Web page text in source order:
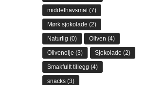
middelhavsmat(7)
Mørk sjokolade (2)
Naturlig (0) Oliven (4)
Olivenolje (3) Sjokolade (2)
Smakfullt tillegg (4)
snacks (3)